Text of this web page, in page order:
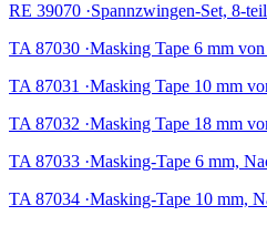
RE 39070 ·Spannzwingen-Set, 8-
TA 87030 ·Masking Tape 6 mm
TA 87031 ·Masking Tape 10 mm
TA 87032 ·Masking Tape 18 mm
TA 87033 ·Masking-Tape 6 mm,
TA 87034 ·Masking-Tape 10 mm,